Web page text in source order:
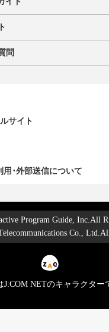
問
サイト
用･外部送信について
Program Guide, Inc.All
Co.,
J:COM NETのキャラクター